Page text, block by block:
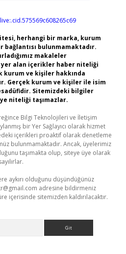
herhangi bir marka, kurum
bağlantısı bulunmamaktadır.
makaleler
yer alan içerikler haber niteliği
kurum ve kişiler hakkında
Gerçek kurum ve kişiler ile isim
Sitemizdeki bilgiler
niteliği taşımazlar.
Bilgi Teknolojileri ve İletişim
bir Yer Sağlayıcı olarak hizmet
içerikleri proaktif olarak denetleme
bulunmamaktadır. Ancak, üyelerimiz
taşımakta olup, siteye üye olarak
aykırı olduğunu düşündüğünüz
adresine bildirmeniz
içerisinde sitemizden kaldırılacaktır.